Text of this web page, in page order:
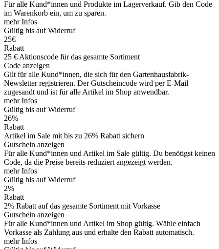
Für alle Kund*innen und Produkte im Lagerverkauf. Gib den Code
im Warenkorb ein, um zu sparen.
mehr Infos
Gültig bis auf Widerruf
25€
Rabatt
25 € Aktionscode für das gesamte Sortiment
Code anzeigen
Gilt für alle Kund*innen, die sich für den Gartenhausfabrik-
Newsletter registrieren. Der Gutscheincode wird per E-Mail
zugesandt und ist für alle Artikel im Shop anwendbar.
mehr Infos
Gültig bis auf Widerruf
26%
Rabatt
Artikel im Sale mit bis zu 26% Rabatt sichern
Gutschein anzeigen
Für alle Kund*innen und Artikel im Sale gültig. Du benötigst keinen
Code, da die Preise bereits reduziert angezeigt werden.
mehr Infos
Gültig bis auf Widerruf
2%
Rabatt
2% Rabatt auf das gesamte Sortiment mit Vorkasse
Gutschein anzeigen
Für alle Kund*innen und Artikel im Shop gültig. Wähle einfach
Vorkasse als Zahlung aus und erhalte den Rabatt automatisch.
mehr Infos